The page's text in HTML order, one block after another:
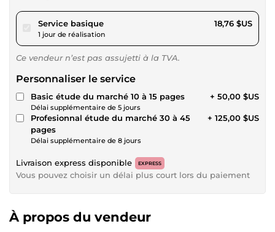
Service basiquepour 17,28 $US
1 jour de réalisation
18,76 $US
Ce vendeur n’est pas assujetti à la TVA.
Personnaliser le service
Basic étude du marché 10 à 15 pages
Délai supplémentaire de 5 jours
+ 50,00 $US
Profesionnal étude du marché 30 à 45
pages
Délai supplémentaire de 8 jours
+ 125,00 $US
Livraison express disponible EXPRESS
Vous pouvez choisir un délai plus court lors du paiement
À propos du vendeur